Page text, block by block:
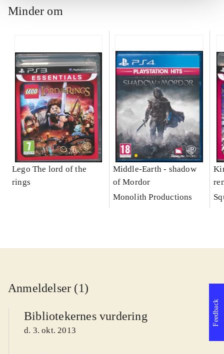
Minder om
Lego The lord of the
rings
Middle-Earth - shadow
of Mordor
Monolith Productions
Anmeldelser (1)
Bibliotekernes vurdering
d. 3. okt. 2013
Feedback